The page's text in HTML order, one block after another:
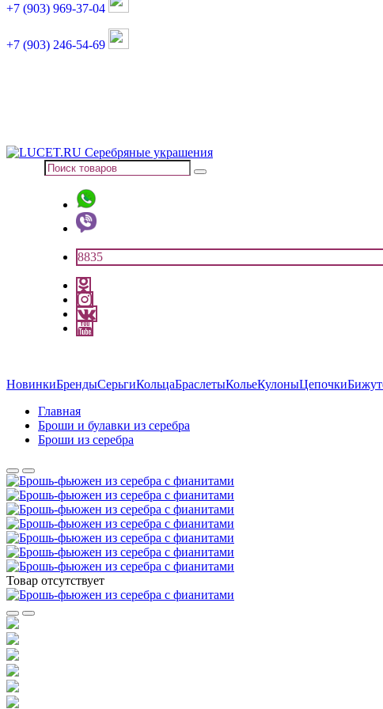
+7 (903) 969-37-04
+7 (903) 246-54-69
8835
НовинкиБрендыСерьгиКольцаБраслетыКольеКулоныЦепочки
Главная
Броши и булавки из серебра
Броши из серебра
Товар отсутствует